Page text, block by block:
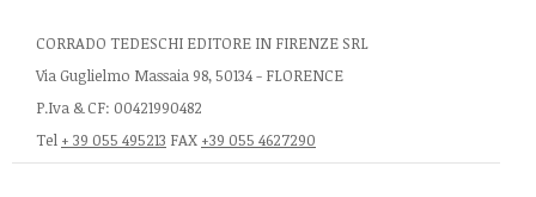
CORRADO TEDESCHI EDITORE IN FIRENZE SRL
Via Guglielmo Massaia 98, 50134 - FLORENCE
P.Iva & CF: 00421990482
Tel + 39 055 495213 FAX +39 055 4627290